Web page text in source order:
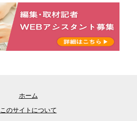
ホーム
このサイトについて